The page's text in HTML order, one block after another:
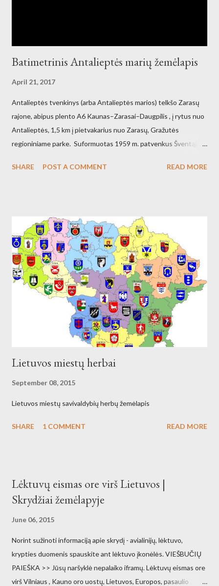
Batimetrinis Antalieptės marių žemėlapis
April 21, 2017
Antalieptės tvenkinys (arba Antalieptės marios) telkšo Zarasų
rajone, abipus plento A6 Kaunas–Zarasai–Daugpilis , į rytus nuo
Antalieptės, 1,5 km į pietvakarius nuo Zarasų, Gražutės
regioniniame parke. Suformuotas 1959 m. patvenkus Šventąją
(galia 2460 kW) reikmėms. Kraštovaizdžio draustinis.
SHARE POST A COMMENT READ MORE
Lietuvos miestų herbai
September 08, 2015
Lietuvos miestų savivaldybių herbų žemėlapis
SHARE 1 COMMENT READ MORE
Lėktuvų eismas ore virš Lietuvos |
Skrydžiai žemėlapyje
June 06, 2015
Norint sužinoti informaciją apie skrydį - avialinijų, lėktuvo,
krypties duomenis spauskite ant lėktuvo įkonėlės. VIEŠBUČIŲ
PAIEŠKA >> Jūsų naršyklė nepalaiko iframų. Lėktuvų eismas ore
virš Vilniaus , Kauno oro uostų, Lietuvos, Europos, pasaulio